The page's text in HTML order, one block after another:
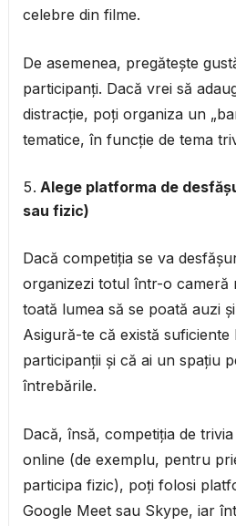
celebre din filme.
De asemenea, pregătește
participanți. Dacă vrei să
distracție, poți organiza un
tematice, în funcție de tema
Alege platforma de
sau fizic)
Dacă competiția se va
organizezi totul într-o cameră
toată lumea să se poată auzi
Asigură-te că există
participanții și că ai un spațiu
întrebările.
Dacă, însă, competiția de
online (de exemplu, pentru
participa fizic), poți folosi
Google Meet sau Skype, iar